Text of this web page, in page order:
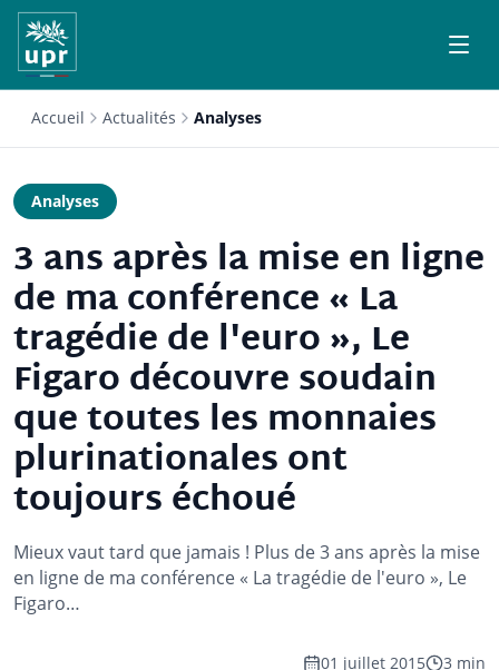
Accueil Actualités Analyses
Analyses
3 ans après la mise en ligne
de ma conférence « La
tragédie de l'euro », Le
Figaro découvre soudain
que toutes les monnaies
plurinationales ont
toujours échoué
Mieux vaut tard que jamais ! Plus de 3 ans après la mise
en ligne de ma conférence « La tragédie de l'euro », Le
Figaro…
01 juillet 2015 3 min